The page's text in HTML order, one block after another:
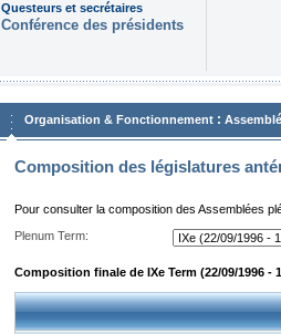
Questeurs et secrétaires
Conférence des présidents
Organisation & Fonctionnement :
Composition des législatures
Pour consulter la composition des Assemblées
Plenum Term:
Composition finale de IXe Term (22/09/1996 -